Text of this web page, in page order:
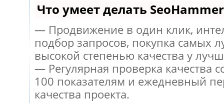
Что умеет делать SeoHammer
— Продвижение в один клик,
подбор запросов, покупка самых
высокой степенью качества у
— Регулярная проверка качества
100 показателям и ежедневный
качества проекта.